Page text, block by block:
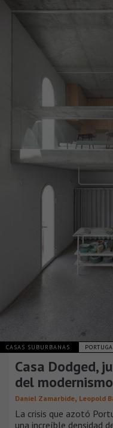
CASAS SUBURBANAS
Casa Dodged,
del modernismo
Daniel Zamarbide, Leopold
La crisis que azotó
una increíble densidad